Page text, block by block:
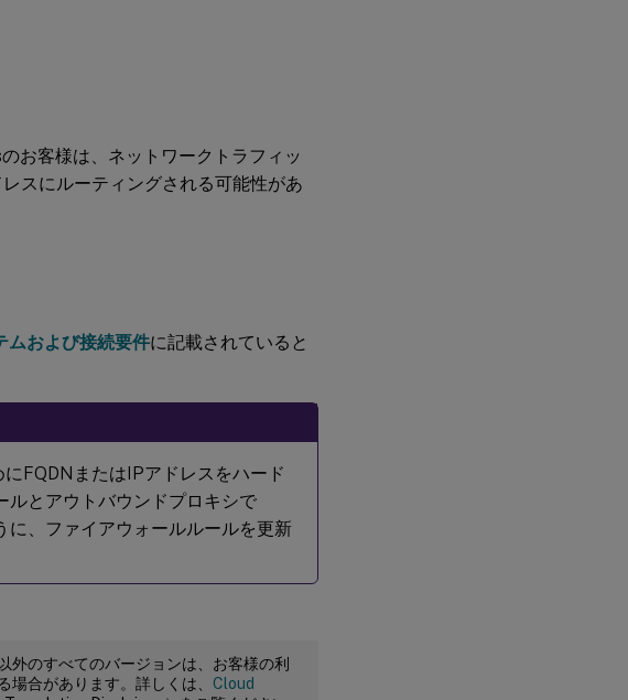
お客様は、ネットワークトラフィッ
スにルーティングされる可能性があ
ムおよび接続要件に記載されていると
FQDNまたはIPアドレスをハード
ルとアウトバウンドプロキシで
、ファイアウォールルールを更新
外のすべてのバージョンは、お客様の利
合があります。詳しくは、 Cloud